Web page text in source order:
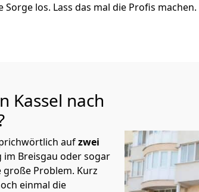
Sorge los. Lass das mal die Profis machen.
Kassel nach
aufzwei
im Breisgau oder sogar
Problem. Kurz
einmal die